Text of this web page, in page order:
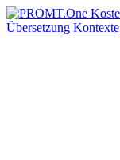
Übersetzung Kontexte